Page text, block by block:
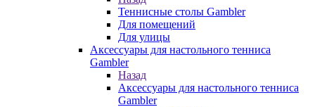
Теннисные столы Gambler
Для помещений
Для улицы
Аксессуары для настольного тенниса
Gambler
Назад
Аксессуары для настольного тенниса
Gambler